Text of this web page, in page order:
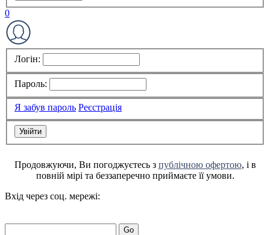
0
Логін:
Пароль:
Я забув пароль Реєстрація
Продовжуючи, Ви погоджуєтесь з публічною офертою, і в
повній мірі та беззаперечно приймаєте її умови.
Вхід через соц. мережі:
Go